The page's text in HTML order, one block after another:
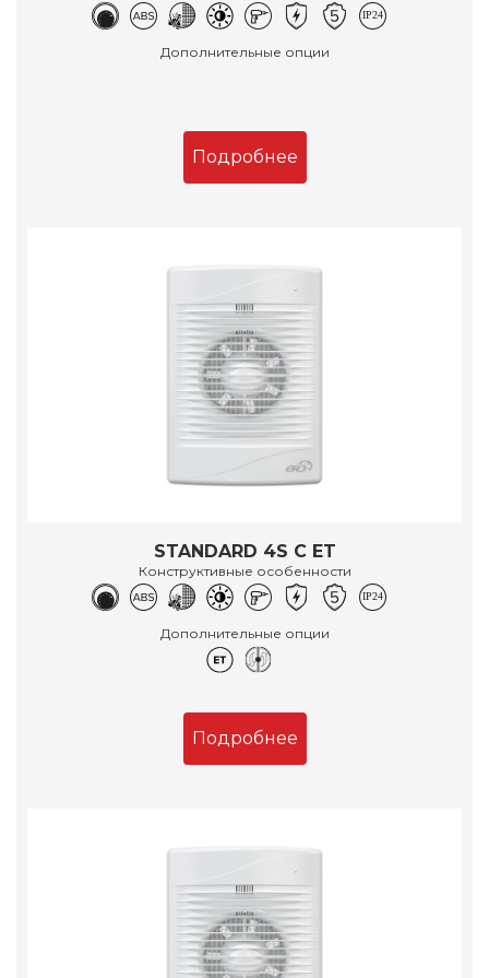
Дополнительные опции
Подробнее
STANDARD 4S C ET
Конструктивные особенности
Дополнительные опции
Подробнее